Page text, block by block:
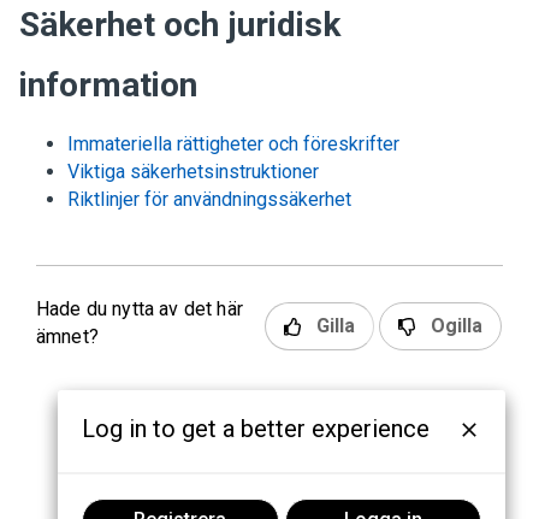
Säkerhet och juridisk
information
Immateriella rättigheter och föreskrifter
Viktiga säkerhetsinstruktioner
Riktlinjer för användningssäkerhet
Hade du nytta av det här
ämnet?
Gilla Ogilla
Log in to get a better experience